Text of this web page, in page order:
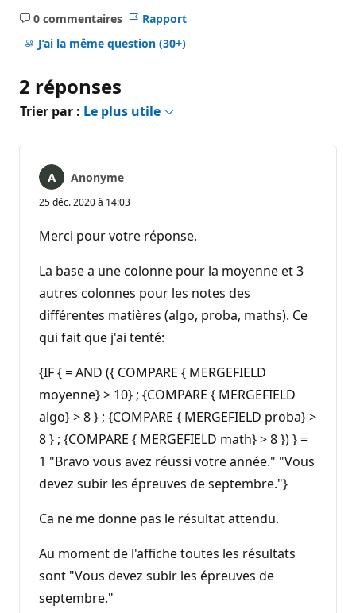
0 commentaires
Aucun
commentaire
Rapport
J’ai la même question (30+)
2 réponses
Trier par : Le plus utile
Anonyme
25 déc. 2020 à 14:03
Merci pour votre réponse.
La base a une colonne pour la moyenne et 3
autres colonnes pour les notes des
différentes matières (algo, proba, maths). Ce
qui fait que j'ai tenté:
{IF { = AND ({ COMPARE { MERGEFIELD
moyenne} > 10} ; {COMPARE { MERGEFIELD
algo} > 8 } ; {COMPARE { MERGEFIELD proba} >
8 } ; {COMPARE { MERGEFIELD math} > 8 }) } =
1 "Bravo vous avez réussi votre année." "Vous
devez subir les épreuves de septembre."}
Ca ne me donne pas le résultat attendu.
Au moment de l'affiche toutes les résultats
sont "Vous devez subir les épreuves de
septembre."